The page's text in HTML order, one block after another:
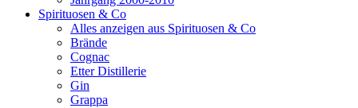
Spirituosen & Co
Alles anzeigen aus Spirituosen & Co
Brände
Cognac
Etter Distillerie
Gin
Grappa